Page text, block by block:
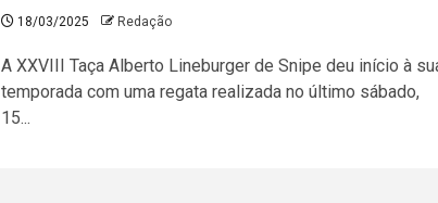
18/03/2025 Redação
A XXVIII Taça Alberto Lineburger de Snipe deu início à
temporada com uma regata realizada no último sábado,
15...